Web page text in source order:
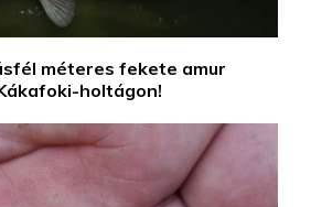
méteres fekete amur
holtágon!